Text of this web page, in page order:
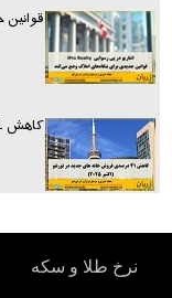
کاهش 41 درصدی فروش خانه در تورنتو
نرخ طلا و سکه